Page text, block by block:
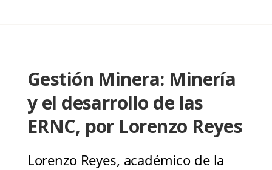
Gestión Minera: Minería
y el desarrollo de las
ERNC, por Lorenzo Reyes
Lorenzo Reyes, académico de la